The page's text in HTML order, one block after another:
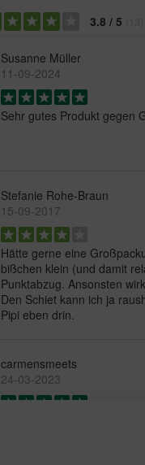
3.8 / 5
Susanne Müller
11-09-2024
Sehr gutes Produkt gegen
Stefanie Rohe-Braun
15-09-2017
Hätte gerne eine
bißchen klein (und damit
Punktabzug. Ansonsten
Den Schiet kann ich ja
Pipi eben drin.
carmensmeets
24-03-2023